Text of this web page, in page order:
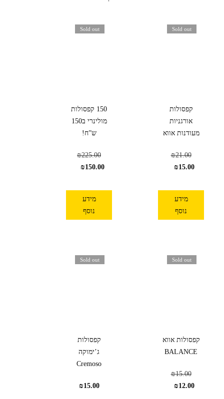
Sold out
קפסולות
אורגניות
מעודנות אווא
₪21.00
₪15.00
מידע
נוסף
Sold out
150 קפסולות
מולינרי ב150
ש”ח!
₪225.00
₪150.00
מידע
נוסף
Sold out
קפסולות אווא
BALANCE
₪15.00
₪12.00
Sold out
קפסולות
ג’ימוקה
Cremoso
₪15.00